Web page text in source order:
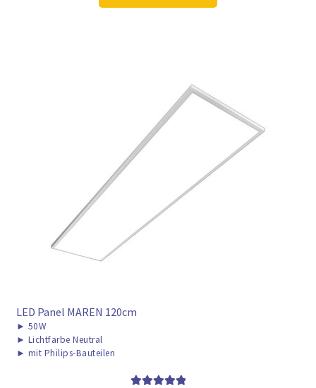
93,98 € 69,97 €.
LED Panel MAREN 120cm
► 50W
► Lichtfarbe Neutral
► mit Philips-Bauteilen